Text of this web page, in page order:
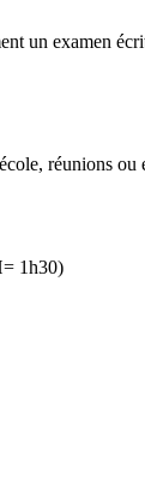
un examen
réunions
1h30)